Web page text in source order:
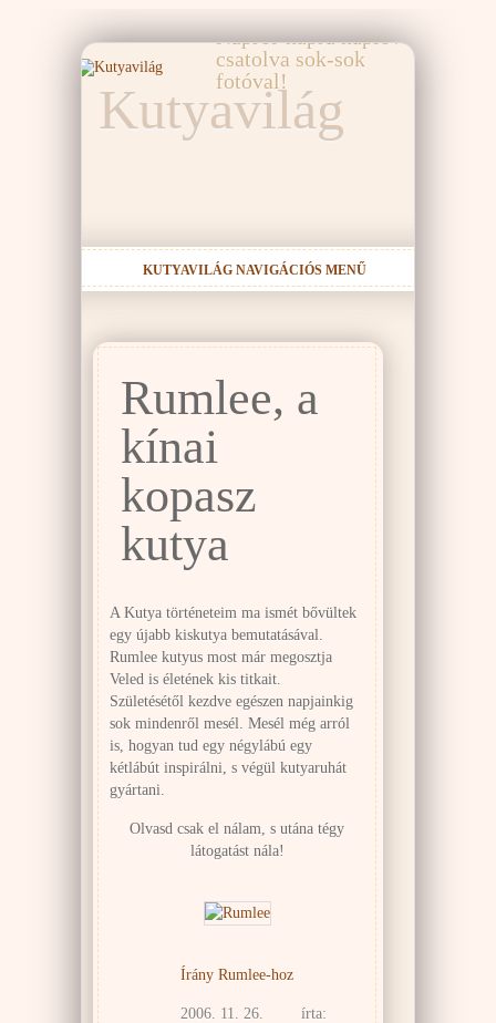
Kutyavilág
Napról-napra naplóval,
csatolva sok-sok
fotóval!
KUTYAVILÁG NAVIGÁCIÓS MENŰ
Rumlee, a
kínai
kopasz
kutya
A Kutya történeteim ma ismét bővültek
egy újabb kiskutya bemutatásával.
Rumlee kutyus most már megosztja
Veled is életének kis titkait.
Születésétől kezdve egészen napjainkig
sok mindenről mesél. Mesél még arról
is, hogyan tud egy négylábú egy
kétlábút inspirálni, s végül kutyaruhát
gyártani.
Olvasd csak el nálam, s utána tégy
látogatást nála!
Írány Rumlee-hoz
2006. 11. 26.
írta: